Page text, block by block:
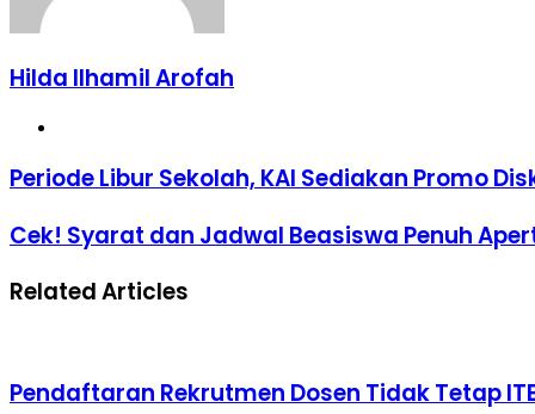
Hilda Ilhamil Arofah
Periode
Libur
KAI
Diskon
Periode Libur Sekolah, KAI Sediakan Promo
Cek!
Syarat
Jadwal
2023
Cek! Syarat dan Jadwal Beasiswa Penuh
Related Articles
Pendaftaran Rekrutmen Dosen Tidak Tetap